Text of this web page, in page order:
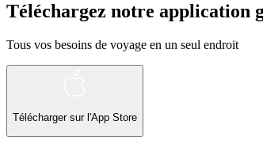
Téléchargez notre application
Tous vos besoins de voyage en un seul endroit
Télécharger sur l'App Store